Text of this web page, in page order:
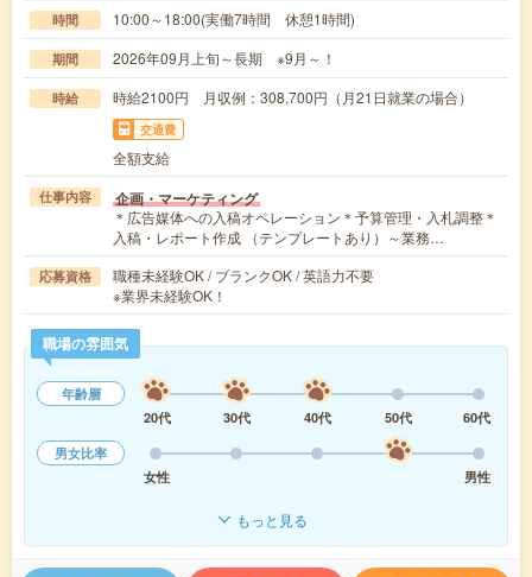
時間 10:00～18:00(実働7時間 休憩1時間)
期間 2026年09月上旬～長期 ※9月～！
時給 時給2100円 月収例：308,700円（月21日就業の場合）
交通費
全額支給
仕事内容 企画・マーケティング
＊広告媒体への入稿オペレーション＊予算管理・入札調整＊
入稿・レポート作成 （テンプレートあり）～業務…
応募資格
職種未経験OK / ブランクOK / 英語力不要
※業界未経験OK！
職場の雰囲気
年齢層
20代
30代 40代 50代
60代
男女比率
女性
男性
もっと見る